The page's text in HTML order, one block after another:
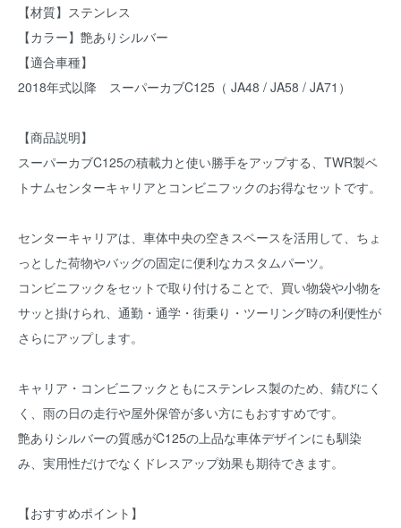
【材質】ステンレス
【カラー】艶ありシルバー
【適合車種】
2018年式以降 スーパーカブC125（ JA48 / JA58 / JA71）
【商品説明】
スーパーカブC125の積載力と使い勝手をアップする、TWR製ベ
トナムセンターキャリアとコンビニフックのお得なセットです。
センターキャリアは、車体中央の空きスペースを活用して、ちょ
っとした荷物やバッグの固定に便利なカスタムパーツ。
コンビニフックをセットで取り付けることで、買い物袋や小物を
サッと掛けられ、通勤・通学・街乗り・ツーリング時の利便性が
さらにアップします。
キャリア・コンビニフックともにステンレス製のため、錆びにく
く、雨の日の走行や屋外保管が多い方にもおすすめです。
艶ありシルバーの質感がC125の上品な車体デザインにも馴染
み、実用性だけでなくドレスアップ効果も期待できます。
【おすすめポイント】